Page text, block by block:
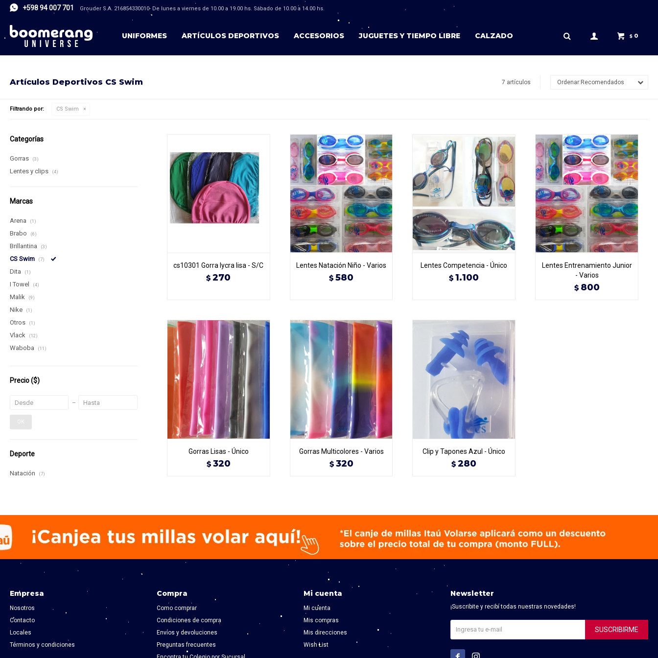
UNIFORMES ARTÍCULOS DEPORTIVOS ACCESORIOS JUGUETES Y TIEMPO LIBRE CALZADO $ 0
+598 94 007 701 Grouder S.A. 216854330010- De lunes a viernes de 10.00 a 19.00 hs. Sábado de 10.00 a 14.00 hs.
Artículos Deportivos CS Swim 7 artículos Recomendados
Filtrando por: CS Swim
cs10301 Gorra lycra lisa - S/C
$ 270
Lentes Natación Niño - Varios
$ 580
Lentes Competencia - Único
$ 1.100
Lentes Entrenamiento Junior
- Varios
$ 800
Gorras Lisas - Único
$ 320
Gorras Multicolores - Varios
$ 320
Clip y Tapones Azul - Único
$ 280
Categorías
Gorras (3)
Lentes y clips (4)
Marcas
Arena (1)
Brabo (6)
Brillantina (3)
CS Swim (7)
Dita (1)
I Towel (4)
Malik (9)
Nike (1)
Otros (1)
Vlack (12)
Waboba (11)
Precio($)
OK
Deporte
Natación (7)
Empresa
Nosotros
Contacto
Locales
Términos y condiciones
Compra
Como comprar
Condiciones de compra
Envíos y devoluciones
Preguntas frecuentes
Mi cuenta
Mi cuenta
Mis compras
Mis direcciones
Wish List
Newsletter
¡Suscribite y recibí todas nuestras novedades!
SUSCRIBIRME